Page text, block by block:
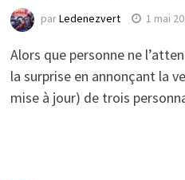
parLedenezvert 1 mai
Alors que personne ne
la surprise en annonçant la
mise à jour) de trois